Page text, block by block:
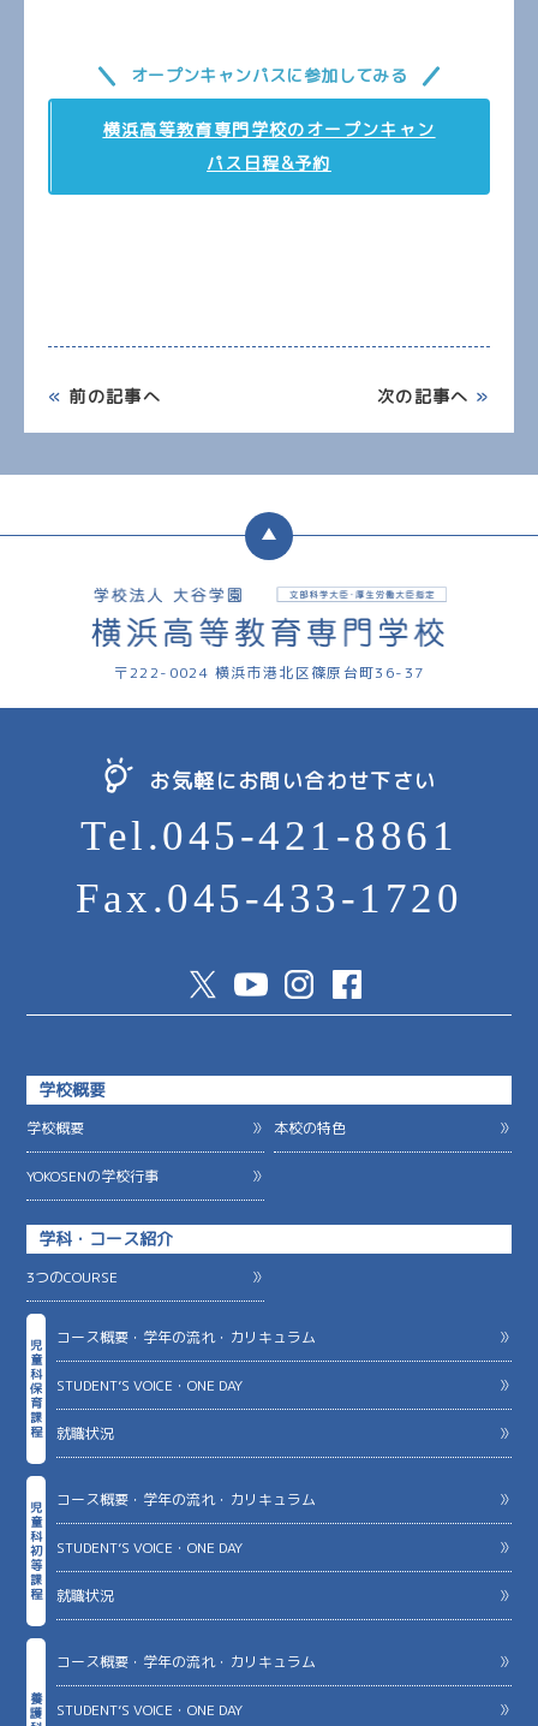
オープンキャンパスに参加してみる
横浜高等教育専門学校のオープンキャン
パス日程&予約
« 前の記事へ 次の記事へ »
〒222-0024 横浜市港北区篠原台町36-37
お気軽にお問い合わせ下さい
Tel.045-421-8861
Fax.045-433-1720
学校概要
学校概要 本校の特色
YOKOSENの学校行事
学科・コース紹介
3つのCOURSE
児
童
科
保
育
課
程
コース概要・学年の流れ・カリキュラム
STUDENT’S VOICE・ONE DAY
就職状況
児
童
科
初
等
課
程
コース概要・学年の流れ・カリキュラム
STUDENT’S VOICE・ONE DAY
就職状況
養
護
コース概要・学年の流れ・カリキュラム
STUDENT’S VOICE・ONE DAY